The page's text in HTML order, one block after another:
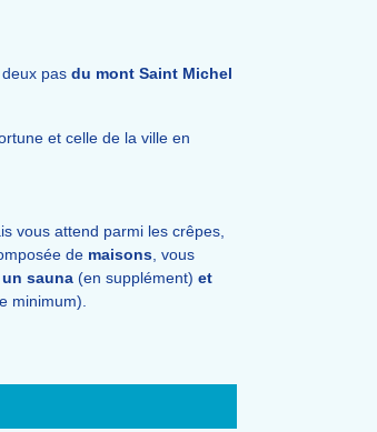
pas du mont Saint Michel
et celle de la ville en
vous attend parmi les crêpes,
de maisons , vous
sauna (en supplément) et
minimum).